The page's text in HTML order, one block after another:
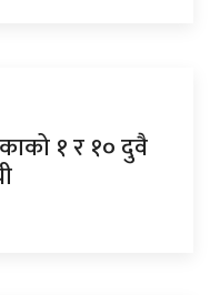
१ र १० दुवै